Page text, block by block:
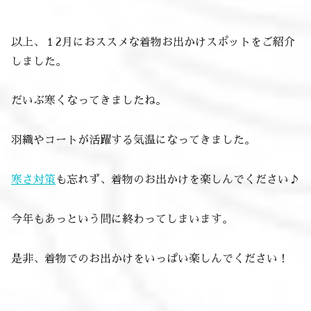
以上、１2月におススメな着物お出かけスポットをご紹介
しました。
だいぶ寒くなってきましたね。
羽織やコートが活躍する気温になってきました。
寒さ対策 も忘れず、着物のお出かけを楽しんでください♪
今年もあっという間に終わってしまいます。
是非、着物でのお出かけをいっぱい楽しんでください！